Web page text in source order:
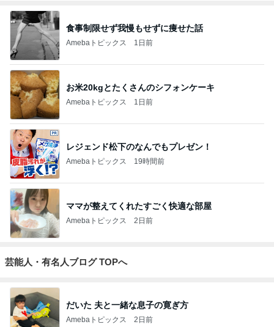
食事制限せず我慢もせずに痩せた話
Amebaトピックス 1日前
お米20kgとたくさんのシフォンケーキ
Amebaトピックス 1日前
レジェンド松下のなんでもプレゼン！
Amebaトピックス 19時間前
ママが整えてくれたすごく快適な部屋
Amebaトピックス 2日前
芸能人・有名人ブログ TOPへ
だいた 夫と一緒な息子の寛ぎ方
Amebaトピックス 2日前